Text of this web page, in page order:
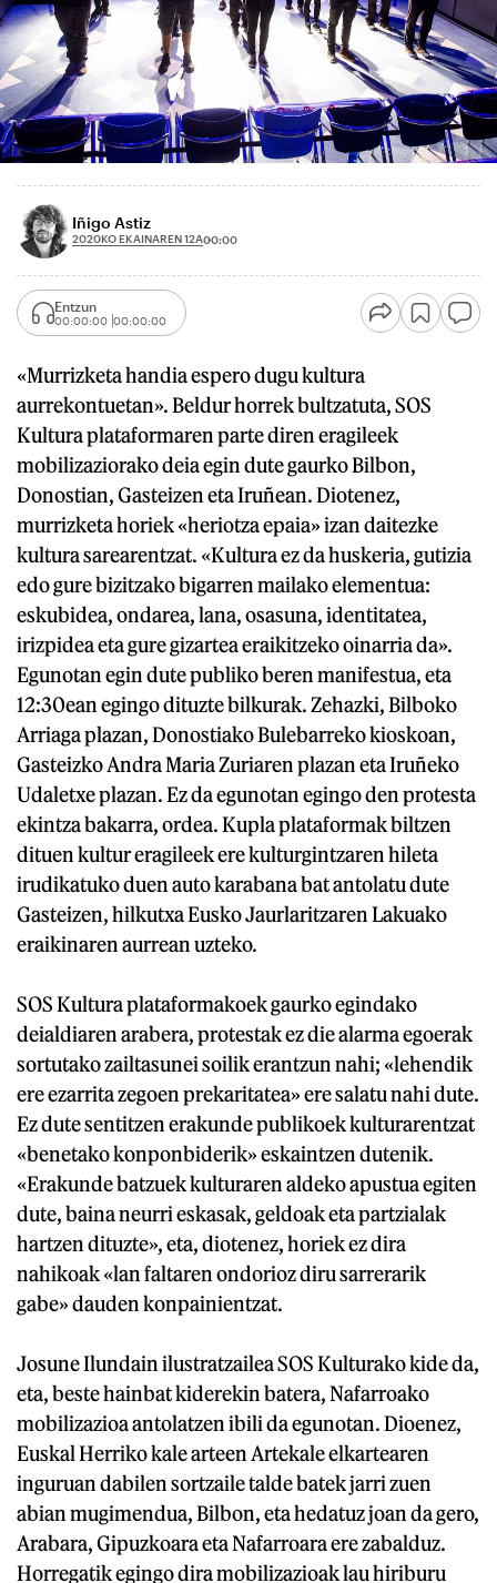
Iñigo Astiz
2020KO EKAINAREN 12A00:00
Entzun
00:00:00 00:00:00
«Murrizketa handia espero dugu kultura
aurrekontuetan». Beldur horrek bultzatuta, SOS
Kultura plataformaren parte diren eragileek
mobilizaziorako deia egin dute gaurko Bilbon,
Donostian, Gasteizen eta Iruñean. Diotenez,
murrizketa horiek «heriotza epaia» izan daitezke
kultura sarearentzat. «Kultura ez da huskeria, gutizia
edo gure bizitzako bigarren mailako elementua:
eskubidea, ondarea, lana, osasuna, identitatea,
irizpidea eta gure gizartea eraikitzeko oinarria da».
Egunotan egin dute publiko beren manifestua, eta
12:30ean egingo dituzte bilkurak. Zehazki, Bilboko
Arriaga plazan, Donostiako Bulebarreko kioskoan,
Gasteizko Andra Maria Zuriaren plazan eta Iruñeko
Udaletxe plazan. Ez da egunotan egingo den protesta
ekintza bakarra, ordea. Kupla plataformak biltzen
dituen kultur eragileek ere kulturgintzaren hileta
irudikatuko duen auto karabana bat antolatu dute
Gasteizen, hilkutxa Eusko Jaurlaritzaren Lakuako
eraikinaren aurrean uzteko.
SOS Kultura plataformakoek gaurko egindako
deialdiaren arabera, protestak ez die alarma egoerak
sortutako zailtasunei soilik erantzun nahi; «lehendik
ere ezarrita zegoen prekaritatea» ere salatu nahi dute.
Ez dute sentitzen erakunde publikoek kulturarentzat
«benetako konponbiderik» eskaintzen dutenik.
«Erakunde batzuek kulturaren aldeko apustua egiten
dute, baina neurri eskasak, geldoak eta partzialak
hartzen dituzte», eta, diotenez, horiek ez dira
nahikoak «lan faltaren ondorioz diru sarrerarik
gabe» dauden konpainientzat.
Josune Ilundain ilustratzailea SOS Kulturako kide da,
eta, beste hainbat kiderekin batera, Nafarroako
mobilizazioa antolatzen ibili da egunotan. Dioenez,
Euskal Herriko kale arteen Artekale elkartearen
inguruan dabilen sortzaile talde batek jarri zuen
abian mugimendua, Bilbon, eta hedatuz joan da gero,
Arabara, Gipuzkoara eta Nafarroara ere zabalduz.
Horregatik egingo dira mobilizazioak lau hiriburu